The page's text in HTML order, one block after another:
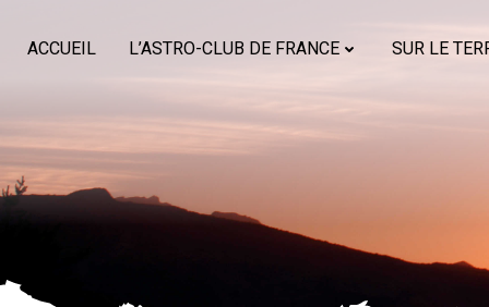
ACCUEIL L’ASTRO-CLUB DE FRANCE SUR LE